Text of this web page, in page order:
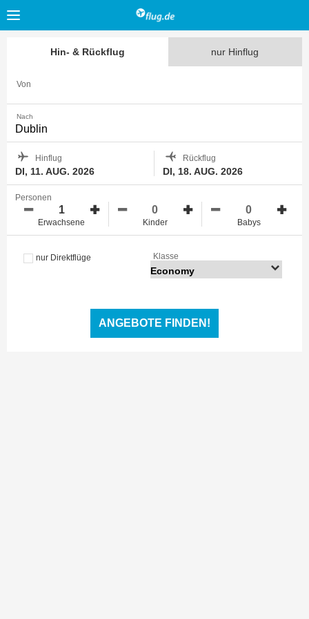
Hin- & Rückflug nur Hinflug
Von
Nach
Hinflug
DI, 11. AUG. 2026
Rückflug
DI, 18. AUG. 2026
Personen
Erwachsene Kinder Babys
nur Direktflüge Klasse
ANGEBOTE FINDEN!